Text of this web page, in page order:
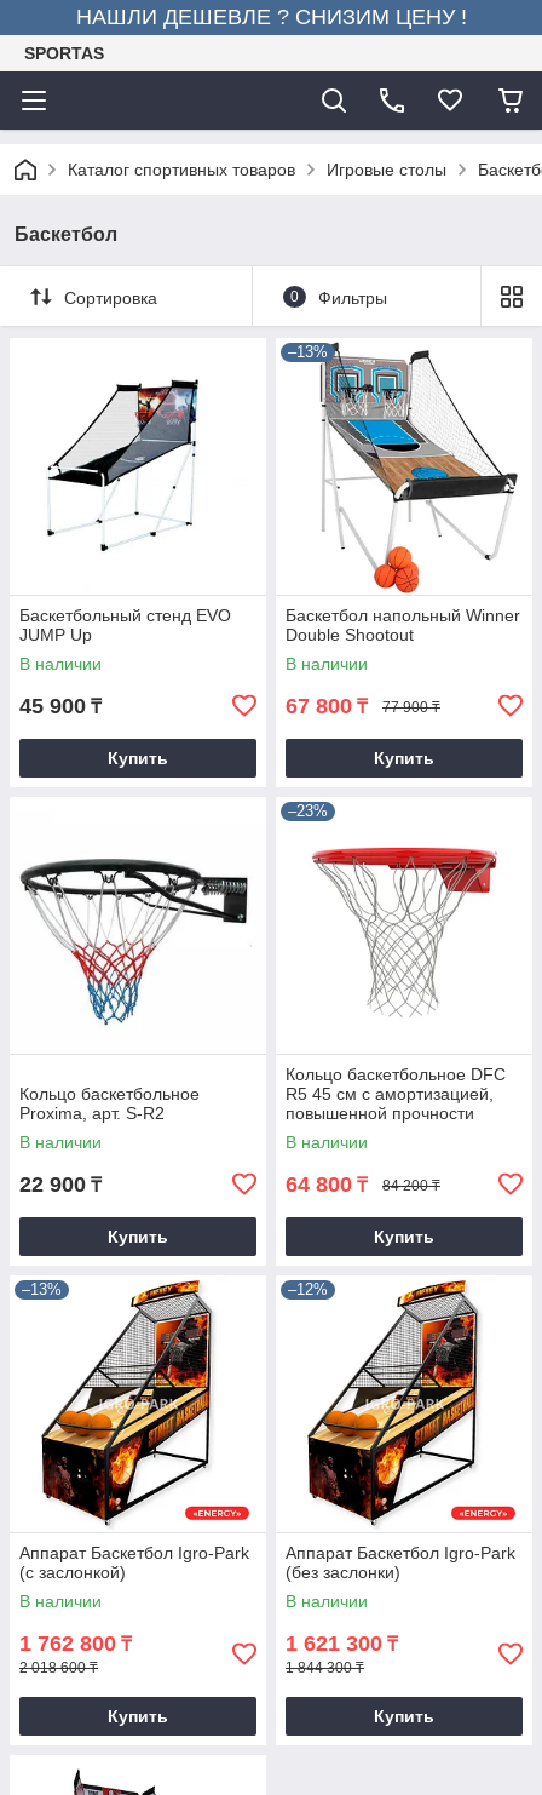
НАШЛИ ДЕШЕВЛЕ ? СНИЗИМ ЦЕНУ !
SPORTAS
Каталог спортивных товаров Игровые столы
Баскетбол
Сортировка 0 Фильтры
Баскетбольный стенд EVO
JUMP Up
В наличии
45 900 ₸
Купить
–13%
Баскетбол напольный Winner
Double Shootout
В наличии
67 800 ₸ 77 900 ₸
Купить
Кольцо баскетбольное
Proxima, арт. S-R2
В наличии
22 900 ₸
Купить
–23%
Кольцо баскетбольное DFC
R5 45 см с амортизацией,
повышенной прочности
В наличии
64 800 ₸ 84 200 ₸
Купить
–13%
Аппарат Баскетбол Igro-Park
(с заслонкой)
В наличии
1 762 800 ₸
2 018 600 ₸
Купить
–12%
Аппарат Баскетбол Igro-Park
(без заслонки)
В наличии
1 621 300 ₸
1 844 300 ₸
Купить